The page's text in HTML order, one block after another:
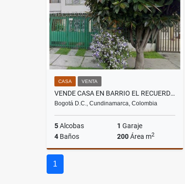
CASA VENTA
VENDE CASA EN BARRIO EL RECUERDO DE BOGOTA
Bogotá D.C., Cundinamarca, Colombia
5Alcobas 1 Garaje
4 Baños 200Área m2
1